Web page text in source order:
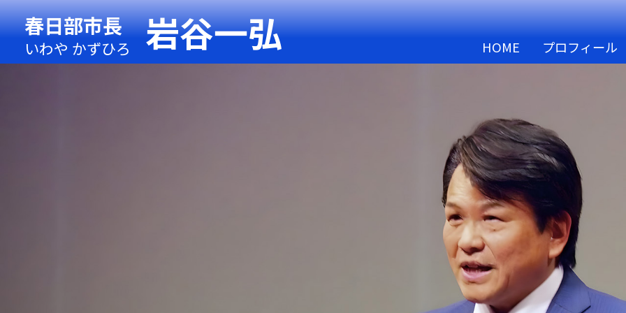
春日部市長
いわや かずひろ 岩谷一弘 HOME プロフィール